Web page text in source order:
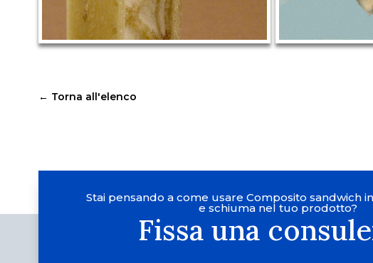
← Torna all'elenco
Stai pensando a come usare Composito sandwich
e schiuma nel tuo prodotto?
Fissa una